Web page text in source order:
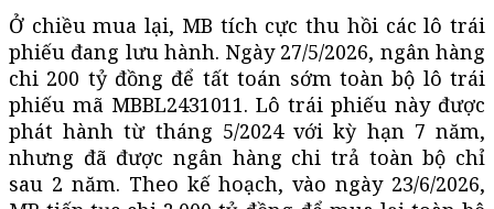
Ở chiều mua lại, MB tích cực thu hồi các lô trái
phiếu đang lưu hành. Ngày 27/5/2026, ngân hàng
chi 200 tỷ đồng để tất toán sớm toàn bộ lô trái
phiếu mã MBBL2431011. Lô trái phiếu này được
phát hành từ tháng 5/2024 với kỳ hạn 7 năm,
nhưng đã được ngân hàng chi trả toàn bộ chỉ
sau 2 năm. Theo kế hoạch, vào ngày 23/6/2026,